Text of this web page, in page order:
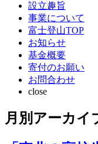
設立趣旨
事業について
富士登山TOP
お知らせ
基金概要
寄付のお願い
お問合わせ
close
月別アーカイ